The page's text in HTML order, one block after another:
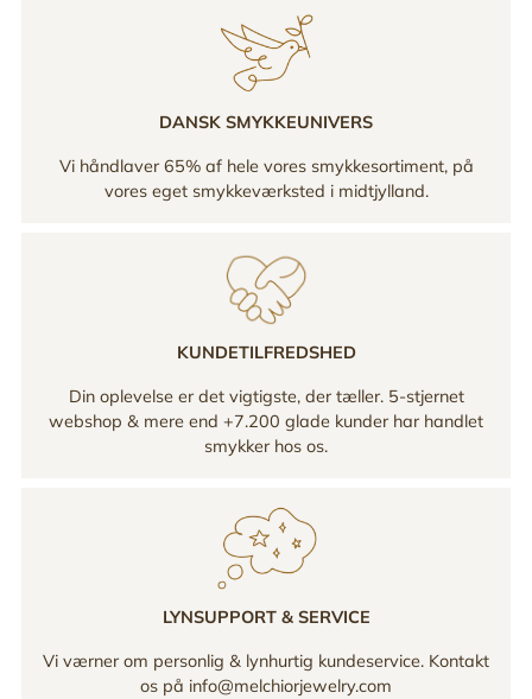
DANSK SMYKKEUNIVERS
Vi håndlaver 65% af hele vores smykkesortiment, på
vores eget smykkeværksted i midtjylland.
KUNDETILFREDSHED
Din oplevelse er det vigtigste, der tæller. 5-stjernet
webshop & mere end +7.200 glade kunder har handlet
smykker hos os.
LYNSUPPORT & SERVICE
Vi værner om personlig & lynhurtig kundeservice. Kontakt
os på info@melchiorjewelry.com